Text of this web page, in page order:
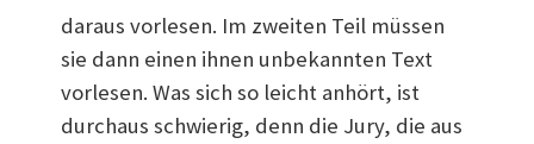
daraus vorlesen. Im zweiten Teil müssen
sie dann einen ihnen unbekannten Text
vorlesen. Was sich so leicht anhört, ist
durchaus schwierig, denn die Jury, die aus